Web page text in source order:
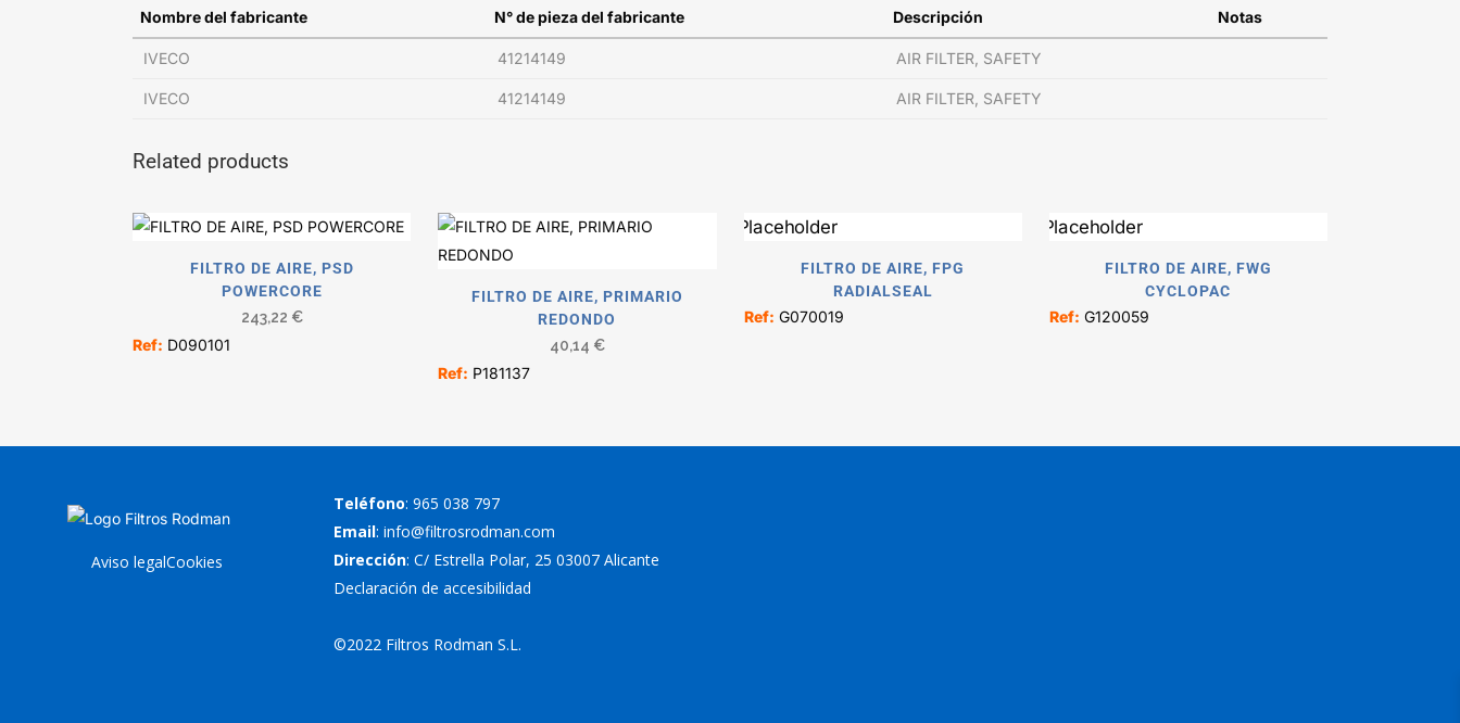
Nombre del fabricante N° de pieza del fabricante Descripción Notas
IVECO 41214149 AIR FILTER, SAFETY
IVECO 41214149 AIR FILTER, SAFETY
Related products
FILTRO DE AIRE, PSD
POWERCORE
243,22 €
Ref: D090101
FILTRO DE AIRE, PRIMARIO
REDONDO
40,14 €
Ref: P181137
FILTRO DE AIRE, FPG
RADIALSEAL
Ref: G070019
FILTRO DE AIRE, FWG
CYCLOPAC
Ref: G120059
Aviso legalCookies
Teléfono: 965 038 797
Email: info@filtrosrodman.com
Dirección: C/ Estrella Polar, 25 03007 Alicante
Declaración de accesibilidad
©2022 Filtros Rodman S.L.